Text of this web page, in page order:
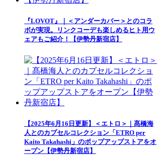
『LOVOT』｜＜アンダーカバー＞とのコラ
ボが実現。リンクコーデも楽しめるヒト用ウ
ェアもご紹介！【伊勢丹新宿店】
【2025年6月16日更新】＜エトロ＞｜髙橋海
人とのカプセルコレクション「ETRO per
Kaito Takahashi」のポップアップストアをオ
ープン【伊勢丹新宿店】